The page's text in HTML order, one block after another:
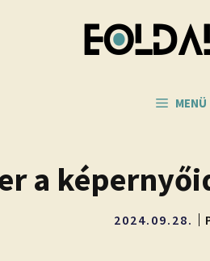
MENÜ
a
2024.09.28.